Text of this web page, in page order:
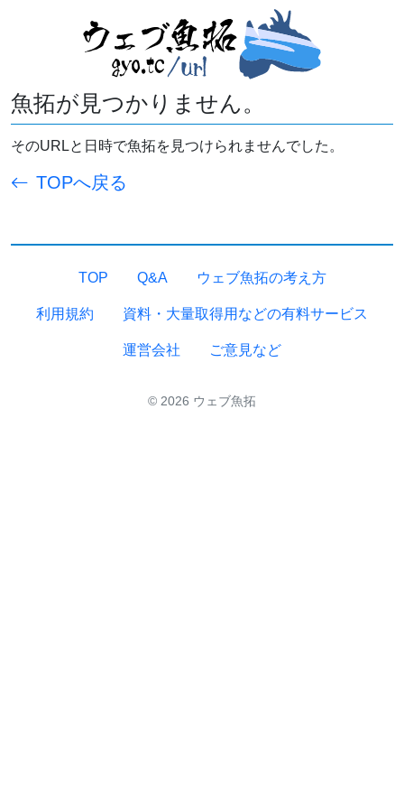
魚拓が見つかりません。
そのURLと日時で魚拓を見つけられませんでした。
TOPへ戻る
TOP Q&A ウェブ魚拓の考え方
利用規約 資料・大量取得用などの有料サービス
運営会社 ご意見など
© 2026 ウェブ魚拓